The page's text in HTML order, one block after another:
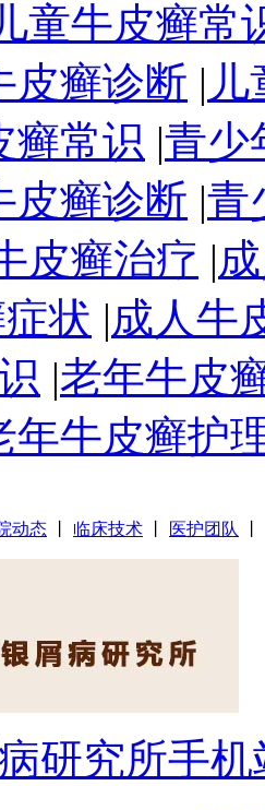
童牛皮癣常
皮癣诊断 |
癣常识 |青少
皮癣诊断 |青
皮癣治疗 |
状 |成人牛
|老年牛皮
年牛皮癣护
动态 临床技术 医护团队
研究所手机